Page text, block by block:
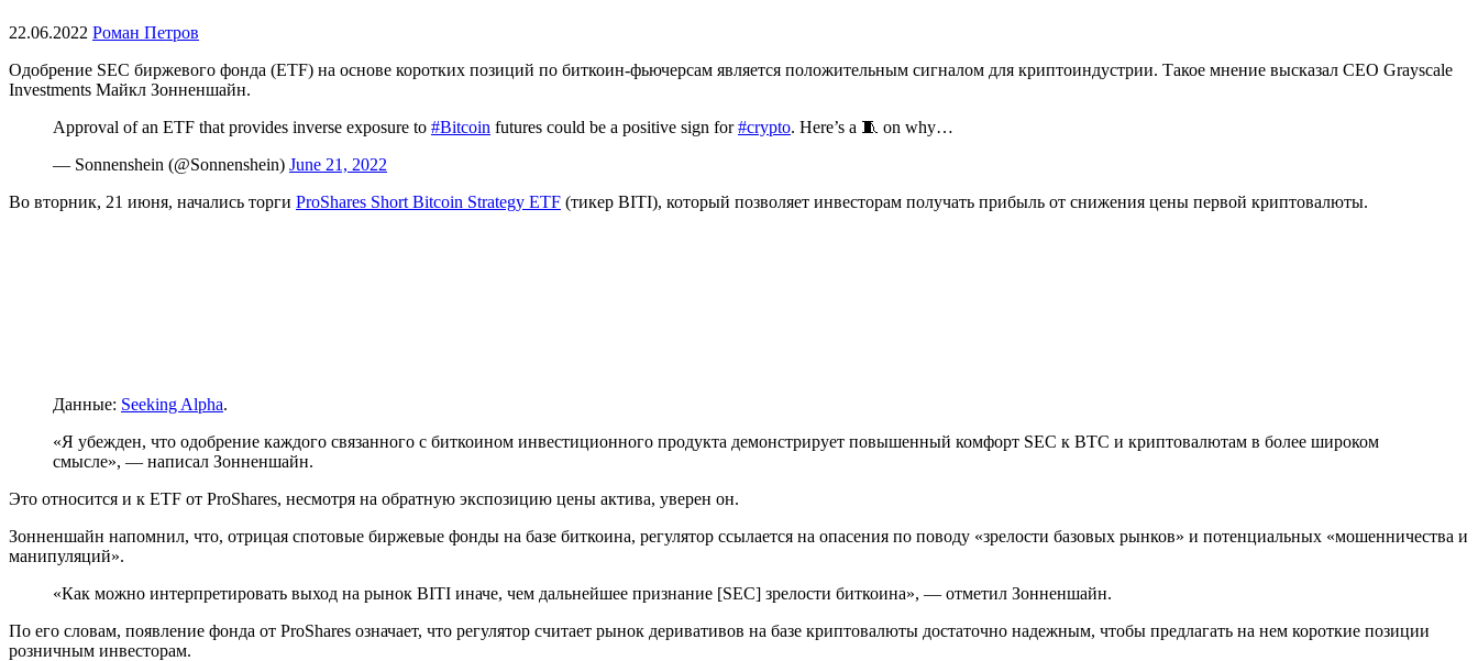
22.06.2022 Роман Петров
Одобрение SEC биржевого фонда (ETF) на основе коротких позиций по биткоин-фьючерсам является положительным сигналом для криптоиндустрии. Такое мнение высказал CEO Grayscale
Investments Майкл Зонненшайн.
Approval of an ETF that provides inverse exposure to #Bitcoin futures could be a positive sign for#crypto. Here’s a 🧵 on why…
— Sonnenshein (@Sonnenshein) June 21, 2022
Во вторник, 21 июня, начались торги ProShares Short Bitcoin Strategy ETF (тикер BITI), который позволяет инвесторам получать прибыль от снижения цены первой криптовалюты.
Данные: Seeking Alpha.
«Я убежден, что одобрение каждого связанного с биткоином инвестиционного продукта демонстрирует повышенный комфорт SEC к BTC и криптовалютам в более широком
смысле», — написал Зонненшайн.
Это относится и к ETF от ProShares, несмотря на обратную экспозицию цены актива, уверен он.
Зонненшайн напомнил, что, отрицая спотовые биржевые фонды на базе биткоина, регулятор ссылается на опасения по поводу «зрелости базовых рынков» и потенциальных «мошенничества и
манипуляций».
«Как можно интерпретировать выход на рынок BITI иначе, чем дальнейшее признание [SEC] зрелости биткоина», — отметил Зонненшайн.
По его словам, появление фонда от ProShares означает, что регулятор считает рынок деривативов на базе криптовалюты достаточно надежным, чтобы предлагать на нем короткие позиции
розничным инвесторам.